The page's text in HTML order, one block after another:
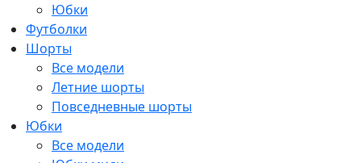
Юбки
Футболки
Шорты
Все модели
Летние шорты
Повседневные шорты
Юбки
Все модели